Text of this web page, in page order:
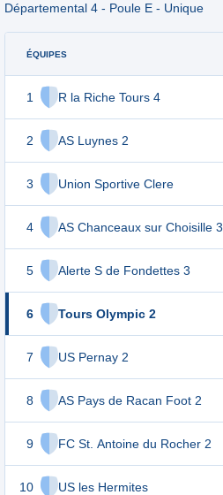
Départemental 4 - Poule E - Unique
ÉQUIPES
1 R la Riche Tours 4
2 AS Luynes 2
3 Union Sportive Clere
4 AS Chanceaux sur Choisille 3
5 Alerte S de Fondettes 3
6 Tours Olympic 2
7 US Pernay 2
8 AS Pays de Racan Foot 2
9 FC St. Antoine du Rocher 2
10 US les Hermites